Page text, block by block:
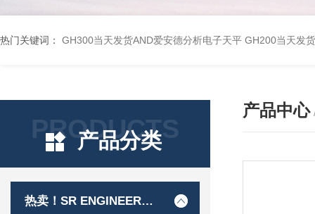
热门关键词： GH300当天发货AND爱安德分析电子天平 GH200当天发
PRODUCTS
产品分类
热卖！SR ENGINEER工程
产品中心